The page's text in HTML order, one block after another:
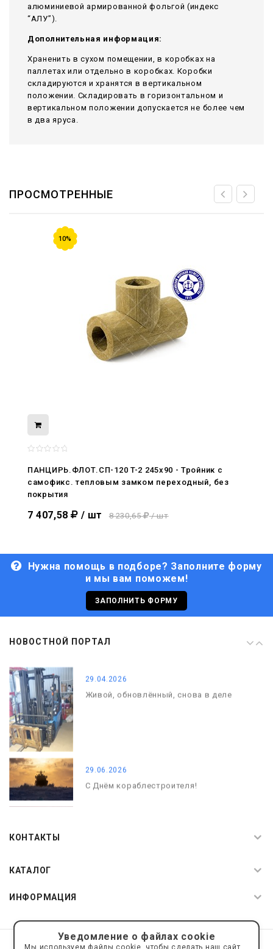
алюминиевой армированной фольгой (индекс
“АЛУ”).
Дополнительная информация:
Храненить в сухом помещении, в коробках на
паллетах или отдельно в коробках. Коробки
складируются и хранятся в вертикальном
положении. Складировать в горизонтальном и
вертикальном положении допускается не более чем
в два яруса.
ПРОСМОТРЕННЫЕ
10%
ПАНЦИРЬ.ФЛОТ.СП-120 T-2 245x90 - Тройник c
самофикс. тепловым замком переходный, без
покрытия
7 407,58 / шт 8 230,65 / шт
Нужна помощь в подборе? Заполните форму
и мы вам поможем!
ЗАПОЛНИТЬ ФОРМУ
НОВОСТНОЙ ПОРТАЛ
нами
29.06.2026
С Днём кораблестроителя!
С Днём Победы. Память, которая с
29.04.2026
Живой, обновлённый, снова в деле
29.06.2026
С Днём кораблестроителя!
КОНТАКТЫ
КАТАЛОГ
ИНФОРМАЦИЯ
© 2019—2026 Интернет пространство АкваРос sale@a-ros.ru
Уведомление о файлах cookie
Мы используем файлы cookie, чтобы сделать наш сайт